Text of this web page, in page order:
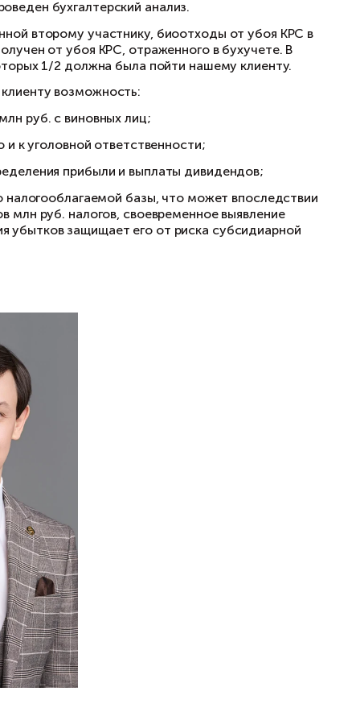
этого:
дохода товары — в данном случае,
экспертом был проведен бухгалтерский
фирме, аффилированной второму
который мог быть получен от убоя КРС,
руб. прибыли, из которых 1/2 должна
в сумме более 100 млн руб. с виновных
к гражданской, но и к уголовной
источник для распределения прибыли и
числе, к занижению налогооблагаемой
нескольких десятков млн руб. налогов,
процедуры взыскания убытков защищает
.